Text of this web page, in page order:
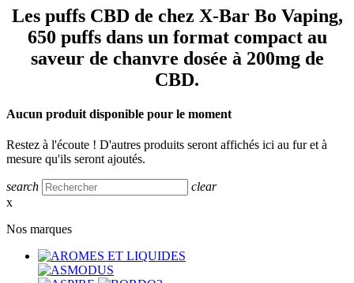
Les puffs CBD de chez X-Bar Bo Vaping,
650 puffs dans un format compact au
saveur de chanvre dosée à 200mg de
CBD.
Aucun produit disponible pour le moment
Restez à l'écoute ! D'autres produits seront affichés ici au fur et à
mesure qu'ils seront ajoutés.
search
clear
x
Nos marques